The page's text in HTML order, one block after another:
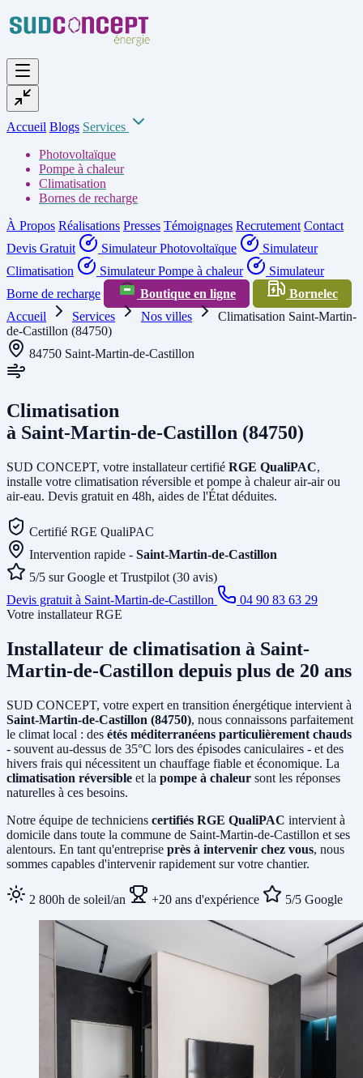
Accueil Blogs Services
Photovoltaïque
Pompe à chaleur
Climatisation
Bornes de recharge
À Propos Réalisations Presses Témoignages Recrutement Contact
Devis Gratuit
Simulateur Photovoltaïque
Simulateur
Climatisation
Simulateur Pompe à chaleur
Simulateur
Borne de recharge
Boutique en ligne
Bornelec
Accueil
Services Nos villes
Climatisation Saint-Martin-
de-Castillon (84750)
84750 Saint-Martin-de-Castillon
Climatisation
à Saint-Martin-de-Castillon (84750)
SUD CONCEPT, votre installateur certifié RGE QualiPAC,
installe votre climatisation réversible et pompe à chaleur air-air ou
air-eau. Devis gratuit en 48h, aides de l'État déduites.
Certifié RGE QualiPAC
Intervention rapide - Saint-Martin-de-Castillon
5/5 sur Google et Trustpilot (30 avis)
Devis gratuit à Saint-Martin-de-Castillon
04 90 83 63 29
Votre installateur RGE
Installateur de climatisation à Saint-
Martin-de-Castillon depuis plus de 20 ans
SUD CONCEPT, votre expert en transition énergétique intervient à
Saint-Martin-de-Castillon (84750), nous connaissons parfaitement
le climat local : des étés méditerranéens particulièrement chauds
- souvent au-dessus de 35°C lors des épisodes caniculaires - et des
hivers frais qui nécessitent un chauffage fiable et économique. La
climatisation réversible et la pompe à chaleur sont les réponses
naturelles à ces besoins.
Notre équipe de techniciens certifiés RGE QualiPAC intervient à
domicile dans toute la commune de Saint-Martin-de-Castillon et ses
alentours. En tant qu'entreprise près à intervenir chez vous, nous
sommes capables d'intervenir rapidement sur votre chantier.
2 800h de soleil/an +20 ans d'expérience 5/5 Google